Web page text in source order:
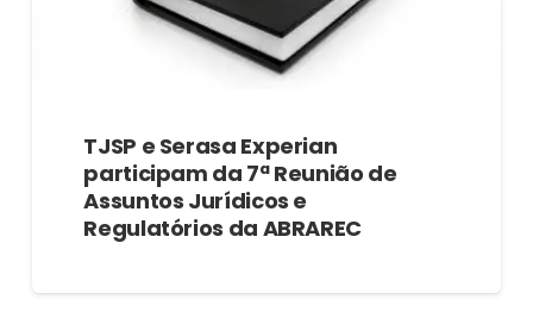
TJSP e Serasa Experian
participam da 7ª Reunião de
Assuntos Jurídicos e
Regulatórios da ABRAREC